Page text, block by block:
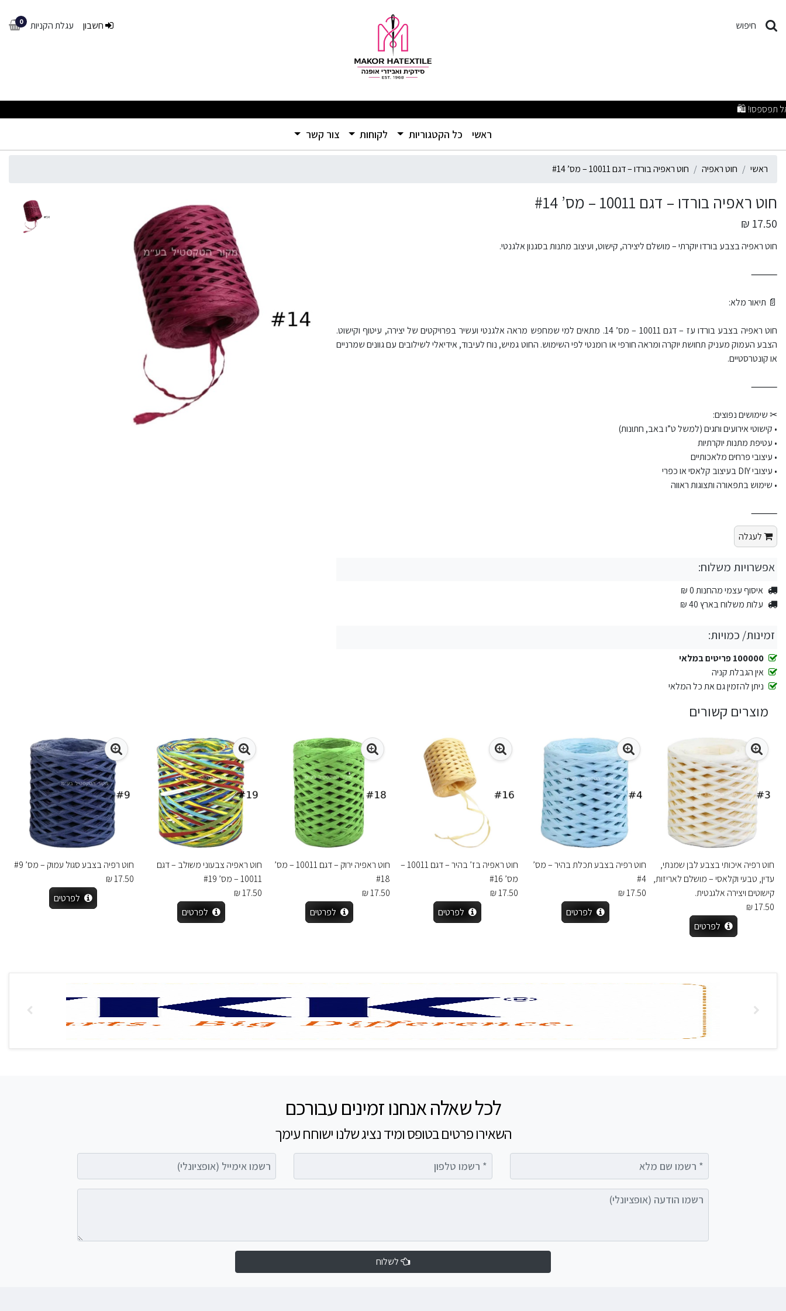
חוט ראפיה בורדו – דגם 10011 – מס’ #14
חיפוש 0 עגלת הקניות חשבון
ראשי
(current) כל הקטגוריות לקוחות צור קשר
ראשי חוט ראפיה חוט ראפיה בורדו – דגם 10011 – מס’ #14
חוט ראפיה בורדו – דגם 10011 – מס’ #14
17.50 ₪
חוט ראפיה בצבע בורדו יוקרתי – מושלם ליצירה, קישוט, ועיצוב מתנות בסגנון אלגנטי.
⸻
📄 תיאור מלא:
חוט ראפיה בצבע בורדו עז – דגם 10011 – מס’ 14. מתאים למי שמחפש מראה אלגנטי ועשיר בפרויקטים של יצירה, עיטוף וקישוט.
הצבע העמוק מעניק תחושת יוקרה ומראה חורפי או רומנטי לפי השימוש. החוט גמיש, נוח לעיבוד, אידיאלי לשילובים עם גוונים שמרניים
או קונטרסטיים.
⸻
✂ שימושים נפוצים:
• קישוטי אירועים וחגים (למשל ט”ו באב, חתונות)
• עטיפת מתנות יוקרתיות
• עיצובי פרחים מלאכותיים
• עיצובי DIY בעיצוב קלאסי או כפרי
• שימוש בתפאורה ותצוגות ראווה
⸻
לעגלה
אפשרויות משלוח:
איסוף עצמי מהחנות 0 ₪
עלות משלוח בארץ 40 ₪
זמינות/ כמויות:
100000 פריטים במלאי
אין הגבלת קניה
ניתן להזמין גם את כל המלאי
מוצרים קשורים
חוט רפיה איכותי בצבע לבן שמנתי,
עדין, טבעי וקלאסי – מושלם לאריזות,
קישוטים ויצירה אלגנטית.
17.50 ₪
לפרטים
חוט רפיה בצבע תכלת בהיר – מס’
#4
17.50 ₪
לפרטים
חוט ראפיה בז’ בהיר – דגם 10011 –
מס’ #16
17.50 ₪
לפרטים
חוט ראפיה ירוק – דגם 10011 – מס’
#18
17.50 ₪
לפרטים
חוט ראפיה צבעוני משולב – דגם
10011 – מס’ #19
17.50 ₪
לפרטים
חוט רפיה בצבע סגול עמוק – מס’ #9
17.50 ₪
לפרטים
לכל שאלה אנחנו זמינים עבורכם
השאירו פרטים בטופס ומיד נציג שלנו ישוחח עימך
רשמו הודעה (אופציונלי)
לשלוח